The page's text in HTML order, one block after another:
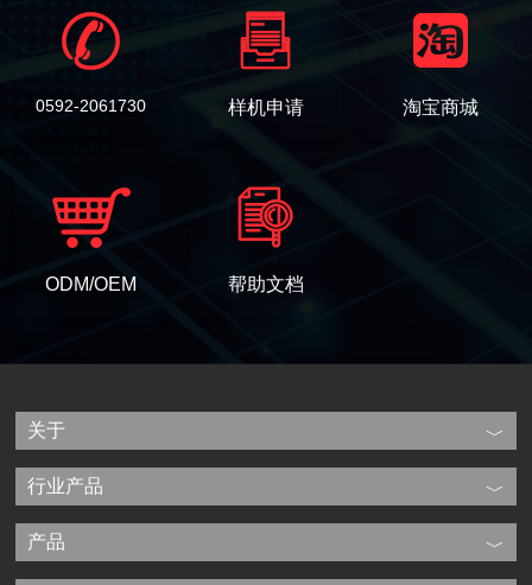
0592-2061730 样机申请 淘宝商城
ODM/OEM 帮助文档
关于
行业产品
产品